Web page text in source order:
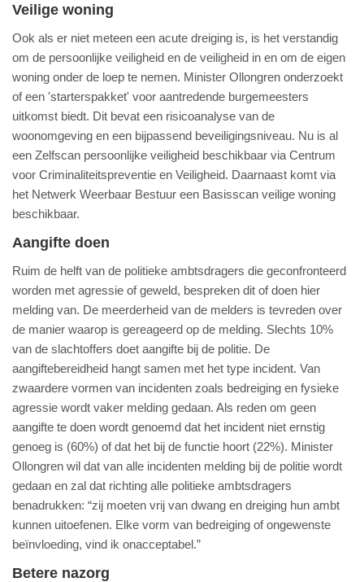
Veilige woning
Ook als er niet meteen een acute dreiging is, is het verstandig
om de persoonlijke veiligheid en de veiligheid in en om de eigen
woning onder de loep te nemen. Minister Ollongren onderzoekt
of een 'starterspakket' voor aantredende burgemeesters
uitkomst biedt. Dit bevat een risicoanalyse van de
woonomgeving en een bijpassend beveiligingsniveau. Nu is al
een Zelfscan persoonlijke veiligheid beschikbaar via Centrum
voor Criminaliteitspreventie en Veiligheid. Daarnaast komt via
het Netwerk Weerbaar Bestuur een Basisscan veilige woning
beschikbaar.
Aangifte doen
Ruim de helft van de politieke ambtsdragers die geconfronteerd
worden met agressie of geweld, bespreken dit of doen hier
melding van. De meerderheid van de melders is tevreden over
de manier waarop is gereageerd op de melding. Slechts 10%
van de slachtoffers doet aangifte bij de politie. De
aangiftebereidheid hangt samen met het type incident. Van
zwaardere vormen van incidenten zoals bedreiging en fysieke
agressie wordt vaker melding gedaan. Als reden om geen
aangifte te doen wordt genoemd dat het incident niet ernstig
genoeg is (60%) of dat het bij de functie hoort (22%). Minister
Ollongren wil dat van alle incidenten melding bij de politie wordt
gedaan en zal dat richting alle politieke ambtsdragers
benadrukken: “zij moeten vrij van dwang en dreiging hun ambt
kunnen uitoefenen. Elke vorm van bedreiging of ongewenste
beïnvloeding, vind ik onacceptabel.”
Betere nazorg